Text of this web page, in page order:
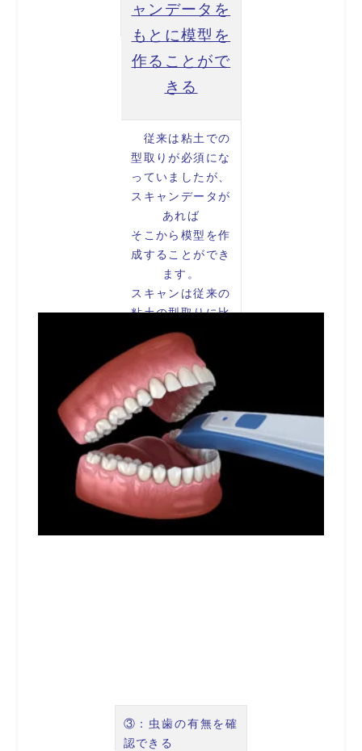
ャンデータを
もとに模型を
作ることがで
きる
従来は粘土での
型取りが必須にな
っていましたが、
スキャンデータが
あれば
そこから模型を作
成することができ
ます。
スキャンは従来の
粘土の型取りに比
べると嘔吐反射が
でにくく、患者さ
んの負担が
軽減されます。
型取りが苦手な方
には画期的かもし
れません。
③：虫歯の有無を確
認できる